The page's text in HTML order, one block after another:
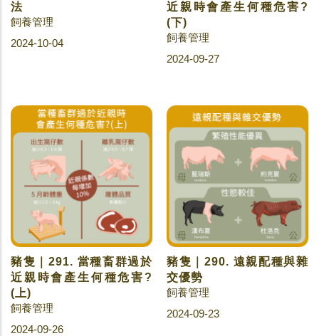
法
飼養管理
2024-10-04
近親時會產生何種危害?
(下)
飼養管理
2024-09-27
豬隻｜291. 當種畜群過於
近親時會產生何種危害?
(上)
飼養管理
2024-09-26
豬隻｜290. 遠親配種與雜
交優勢
飼養管理
2024-09-23